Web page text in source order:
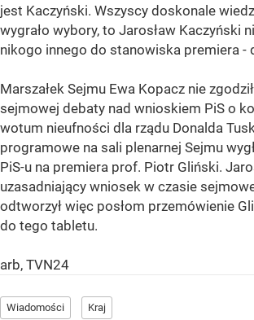
jest Kaczyński. Wszyscy doskonale
wygrało wybory, to Jarosław Kaczyński
nikogo innego do stanowiska premiera -
Marszałek Sejmu Ewa Kopacz nie
sejmowej debaty nad wnioskiem PiS o
wotum nieufności dla rządu Donalda
programowe na sali plenarnej Sejmu
PiS-u na premiera prof. Piotr Gliński.
uzasadniający wniosek w czasie
odtworzył więc posłom przemówienie
do tego tabletu.
arb, TVN24
Wiadomości Kraj